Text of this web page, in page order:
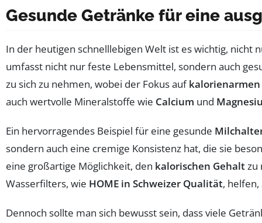
Gesunde Getränke für eine
In der heutigen schnelllebigen Welt ist es wichtig, nicht
umfasst nicht nur feste Lebensmittel, sondern auch
zu sich zu nehmen, wobei der Fokus aufkalorienarmen
auch wertvolle Mineralstoffe wie Calcium und
Ein hervorragendes Beispiel für eine gesunde
sondern auch eine cremige Konsistenz hat, die sie
eine großartige Möglichkeit, den kalorischen Gehaltzu
Wasserfilters, wie HOME in Schweizer Qualität,
Dennoch sollte man sich bewusst sein, dass viele